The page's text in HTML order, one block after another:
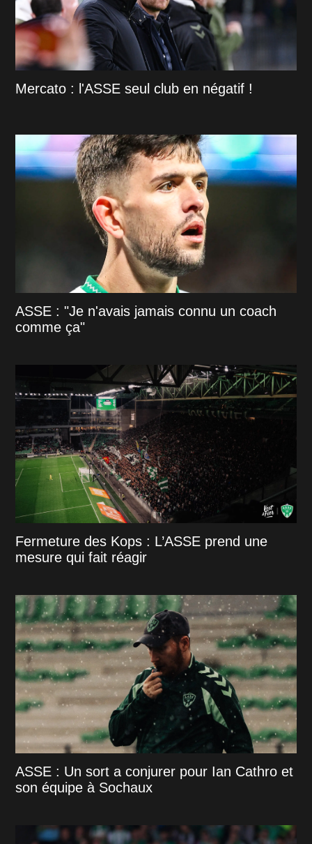
Mercato : l'ASSE seul club en négatif !
ASSE : "Je n'avais jamais connu un coach
comme ça"
Fermeture des Kops : L’ASSE prend une
mesure qui fait réagir
ASSE : Un sort a conjurer pour Ian Cathro et
son équipe à Sochaux